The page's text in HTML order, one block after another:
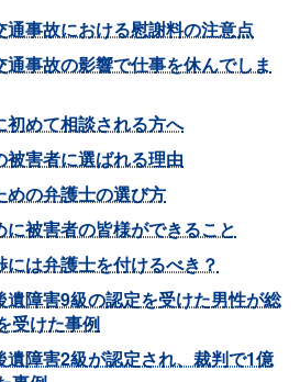
通事故における慰謝料の注意点
通事故の影響で仕事を休んでしま
めて相談される方へ
害者に選ばれる理由
の弁護士の選び方
に被害者の皆様ができること
は弁護士を付けるべき？
障害9級の認定を受けた男性が総
受けた事例
障害2級が認定され、裁判で1億